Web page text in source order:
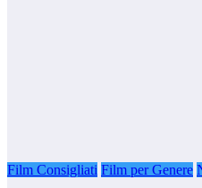
Film Consigliati Film per Genere